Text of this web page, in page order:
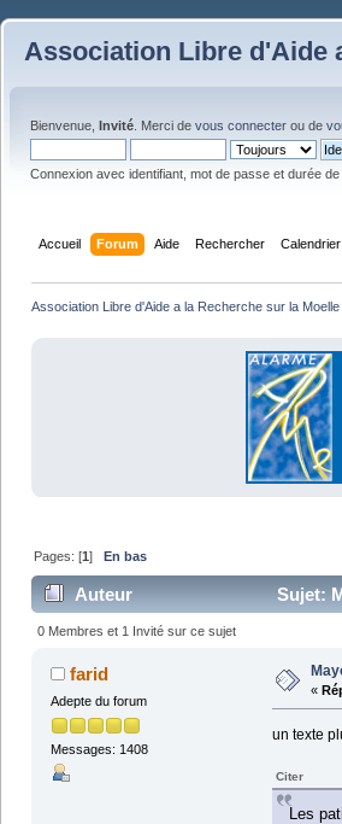
Association Libre d'Aide
Bienvenue, Invité . Merci de vous connecter ou de
Connexion avec identifiant, mot de passe et durée
Accueil Forum Aide Rechercher Calendrier
Association Libre d'Aide a la Recherche sur la Moelle
Pages: [1] En bas
Auteur Sujet:
0 Membres et 1 Invité sur ce sujet
farid
Adepte du forum
Messages: 1408
«
un texte
Citer
Les